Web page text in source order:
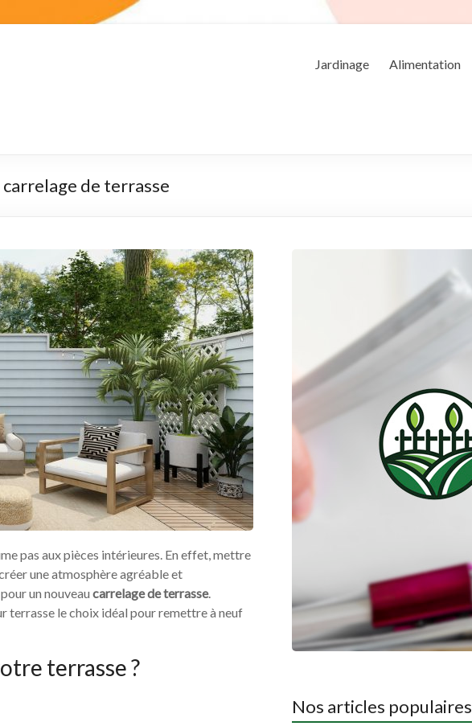
Jardinage Alimentation
de terrasse
pas aux pièces intérieures. En effet, mettre
une atmosphère agréable et
un nouveau carrelage de terrasse.
terrasse le choix idéal pour remettre à neuf
terrasse ?
Nos articles populaires